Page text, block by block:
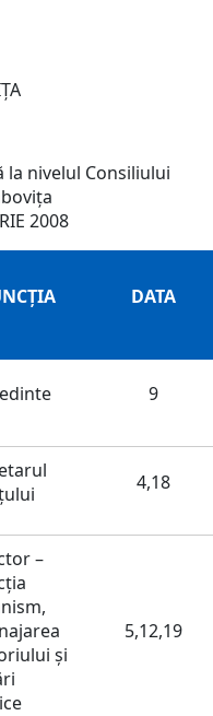
la nivelul Consiliului
2008
DATA
9
4,18
–
şi
5,12,19